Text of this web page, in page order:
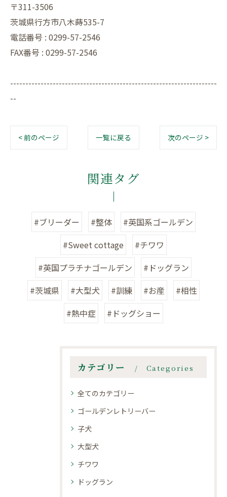
〒311-3506
茨城県行方市八木蒔535-7
電話番号 : 0299-57-2546
FAX番号 : 0299-57-2546
--------------------------------------------------------------------
--
< 前のページ 一覧に戻る 次のページ >
関連タグ
#ブリーダー #整体
#英国系ゴールデン
#Sweet cottage
#チワワ
#英国プラチナゴールデン
#ドッグラン
#茨城県
#大型犬 #訓練 #お産
#相性
#熱中症
#ドッグショー
カテゴリー Categories
全てのカテゴリー
ゴールデンレトリーバー
子犬
大型犬
チワワ
ドッグラン